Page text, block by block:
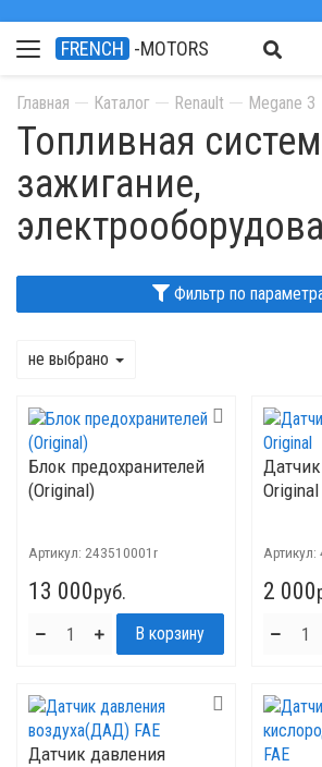
FRENCH -MOTORS
Главная Каталог Renault Megane 3
Топливная
зажигание,
Фильтр по
не выбрано
Блок предохранителей
(Original)
Артикул: 243510001r
13 000руб.
Original
Артикул:
2 000
Датчик давления